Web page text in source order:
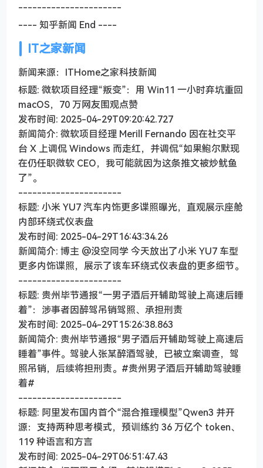
----------------------
---- 知乎新闻 End ----
IT之家新闻
新闻来源：ITHome之家科技新闻
标题: 微软项目经理“叛变”：用 Win11 一小时弃坑重回
macOS，70 万网友围观点赞
发布时间: 2025-04-29T09:20:42.727
新闻简介: 微软项目经理 Merill Fernando 因在社交平
台 X 上调侃 Windows 而走红，并调侃“如果鲍尔默现
在仍任职微软 CEO，我可能就因为这条推文被炒鱿鱼
了”。
----------------------
标题: 小米 YU7 汽车内饰更多谍照曝光，直观展示座舱
内部环绕式仪表盘
发布时间: 2025-04-29T16:43:34.26
新闻简介: 博主 @没空同学 今天放出了小米 YU7 车型
更多内饰谍照，展示了该车环绕式仪表盘的更多细节。
----------------------
标题: 贵州毕节通报“一男子酒后开辅助驾驶上高速后睡
着”：涉事者因醉驾吊销驾照、承担刑责
发布时间: 2025-04-29T15:26:38.863
新闻简介: 贵州毕节通报“男子酒后开辅助驾驶上高速后
睡着”事件。驾驶人张某醉酒驾驶，已被立案调查，驾
照吊销，后续将担刑责。#贵州男子酒后开辅助驾驶睡
着#
----------------------
标题: 阿里发布国内首个“混合推理模型”Qwen3 并开
源：支持两种思考模式，预训练约 36 万亿个 token、
119 种语言和方言
发布时间: 2025-04-29T06:51:47.43